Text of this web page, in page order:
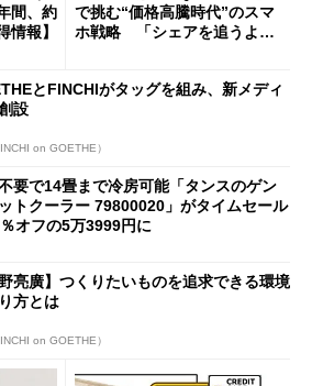
間、約
情報】
で挑む“価格高騰時代”のスマ
ホ戦略 「シェアを追うより
とFINCHIがタッグを組み、新メディ
設
on GOETHE）
要で14畳まで冷房可能「タンスのゲン
トクーラー 79800020」がタイムセール
オフの5万3999円に
野亮廣】つくりたいものを追求できる環境
方とは
on GOETHE）